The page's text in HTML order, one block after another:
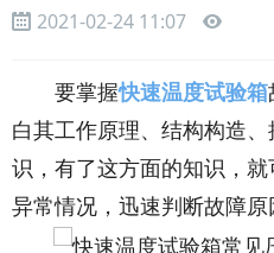
2021-02-24 11:07
要掌握快速温度试验箱
白其工作原理、结构构造
识，有了这方面的知识，
异常情况，迅速判断故障原